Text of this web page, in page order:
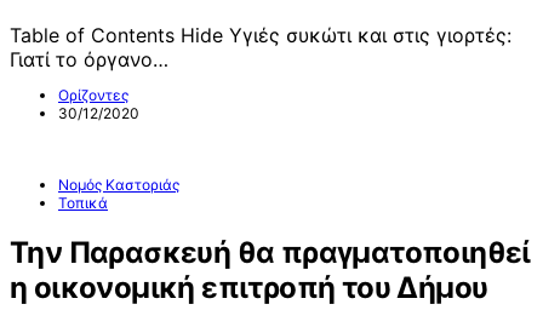
Table of Contents Hide Υγιές συκώτι και στις γιορτές:
Γιατί το όργανο…
Ορίζοντες
30/12/2020
Νομός Καστοριάς
Τοπικά
Την Παρασκευή θα πραγματοποιηθεί
η οικονομική επιτροπή του Δήμου